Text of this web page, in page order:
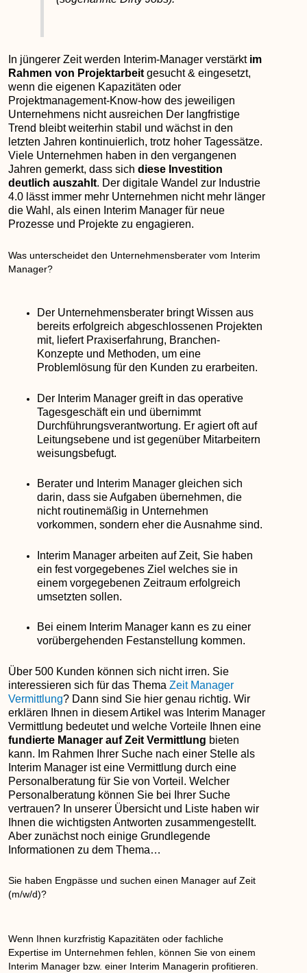
In jüngerer Zeit werden Interim-Manager verstärkt im
Rahmen von Projektarbeit gesucht & eingesetzt,
wenn die eigenen Kapazitäten oder
Projektmanagement-Know-how des jeweiligen
Unternehmens nicht ausreichen Der langfristige
Trend bleibt weiterhin stabil und wächst in den
letzten Jahren kontinuierlich, trotz hoher Tagessätze.
Viele Unternehmen haben in den vergangenen
Jahren gemerkt, dass sichdiese Investition
deutlich auszahlt. Der digitale Wandel zur Industrie
4.0 lässt immer mehr Unternehmen nicht mehr länger
die Wahl, als einen Interim Manager für neue
Prozesse und Projekte zu engagieren.
Was unterscheidet den Unternehmensberater vom Interim
Manager?
Der Unternehmensberater bringt Wissen aus
bereits erfolgreich abgeschlossenen Projekten
mit, liefert Praxiserfahrung, Branchen-
Konzepte und Methoden, um eine
Problemlösung für den Kunden zu erarbeiten.
Der Interim Manager greift in das operative
Tagesgeschäft ein und übernimmt
Durchführungsverantwortung. Er agiert oft auf
Leitungsebene und ist gegenüber Mitarbeitern
weisungsbefugt.
Berater und Interim Manager gleichen sich
darin, dass sie Aufgaben übernehmen, die
nicht routinemäßig in Unternehmen
vorkommen, sondern eher die Ausnahme sind.
Interim Manager arbeiten auf Zeit, Sie haben
ein fest vorgegebenes Ziel welches sie in
einem vorgegebenen Zeitraum erfolgreich
umsetzten sollen.
Bei einem Interim Manager kann es zu einer
vorübergehenden Festanstellung kommen.
Über 500 Kunden können sich nicht irren. Sie
interessieren sich für das ThemaZeit Manager
Vermittlung? Dann sind Sie hier genau richtig. Wir
erklären Ihnen in diesem Artikel was Interim Manager
Vermittlung bedeutet und welche Vorteile Ihnen eine
fundierte Manager auf Zeit Vermittlung bieten
kann. Im Rahmen Ihrer Suche nach einer Stelle als
Interim Manager ist eine Vermittlung durch eine
Personalberatung für Sie von Vorteil. Welcher
Personalberatung können Sie bei Ihrer Suche
vertrauen? In unserer Übersicht und Liste haben wir
Ihnen die wichtigsten Antworten zusammengestellt.
Aber zunächst noch einige Grundlegende
Informationen zu dem Thema…
Sie haben Engpässe und suchen einen Manager auf Zeit
(m/w/d)?
Wenn Ihnen kurzfristig Kapazitäten oder fachliche
Expertise im Unternehmen fehlen, können Sie von einem
Interim Manager bzw. einer Interim Managerin profitieren.